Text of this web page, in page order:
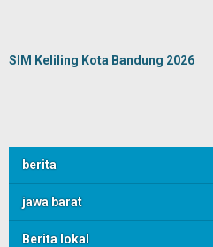
SIM Keliling Kota Bandung 2026
berita
jawa barat
Berita lokal